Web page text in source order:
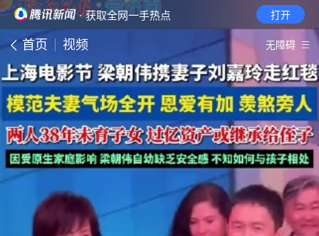
· 获取全网一手热点 打开
首页 视频 无障碍